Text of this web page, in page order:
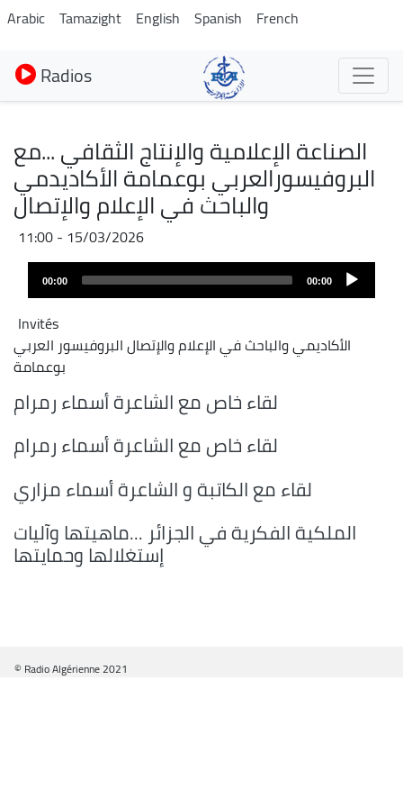
Aller
au
contenu
principal
Arabic Tamazight English Spanish French
Radios
الصناعة الإعلامية والإنتاج الثقافي ...مع
البروفيسورالعربي بوعمامة الأكاديدمي
والباحث في الإعلام والإتصال
15/03/2026 - 11:00
00:00
00:00
Invités
الأكاديمي والباحث في الإعلام والإتصال البروفيسور العربي
بوعمامة
لقاء خاص مع الشاعرة أسماء رمرام
لقاء خاص مع الشاعرة أسماء رمرام
لقاء مع الكاتبة و الشاعرة أسماء مزاري
الملكية الفكرية في الجزائر ...ماهيتها وآليات
إستغلالها وحمايتها
© Radio Algérienne 2021